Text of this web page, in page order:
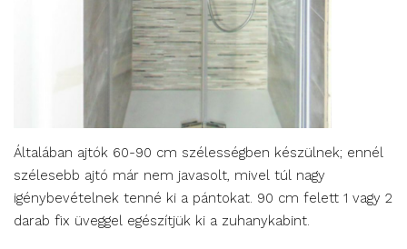
Általában ajtók 60-90 cm szélességben készülnek; ennél
szélesebb ajtó már nem javasolt, mivel túl nagy
igénybevételnek tenné ki a pántokat. 90 cm felett 1 vagy 2
darab fix üveggel egészítjük ki a zuhanykabint.